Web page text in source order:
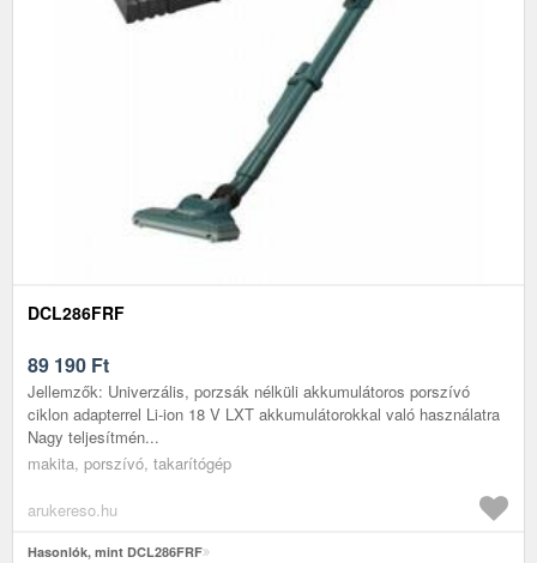
DCL286FRF
89 190 Ft
Jellemzők: Univerzális, porzsák nélküli akkumulátoros porszívó
ciklon adapterrel Li-ion 18 V LXT akkumulátorokkal való használatra
Nagy teljesítmén...
makita, porszívó, takarítógép
arukereso.hu
Hasonlók, mint DCL286FRF